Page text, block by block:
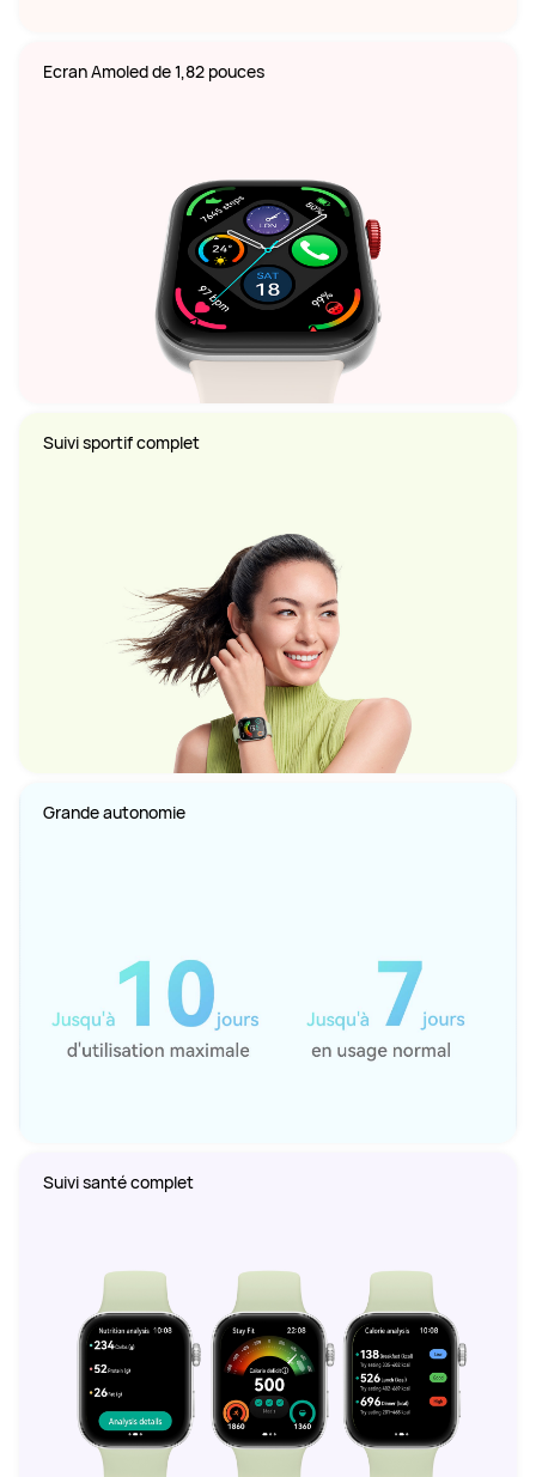
Ecran Amoled de 1,82 pouces
Suivi sportif complet
Grande autonomie
Suivi santé complet